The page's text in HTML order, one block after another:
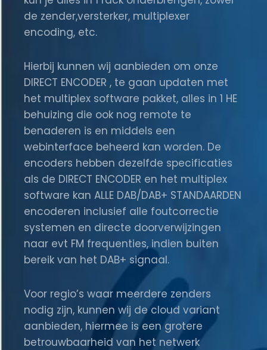
de zender,versterker, multiplexer
encoding, etc.
Hierbij kunnen wij aanbieden om onze
DIRECT ENCODER , te gaan updaten met
het multiplex software pakket, alles in 1 HE
behuizing die ook nog remote te
benaderen is en middels een
webinterface beheerd kan worden. De
encoders hebben dezelfde specificaties
als de DIRECT ENCODER en het multiplex
software kan ALLE DAB/DAB+ STANDAARDEN
encoderen inclusief alle foutcorrectie
systemen en directe doorverwijzingen
naar evt FM frequenties, indien buiten
bereik van het DAB+ signaal.
Voor regio’s waar meerdere zenders
nodig zijn, kunnen wij de cloud variant
aanbieden, hiermee is een grotere
betrouwbaarheid van het netwerk